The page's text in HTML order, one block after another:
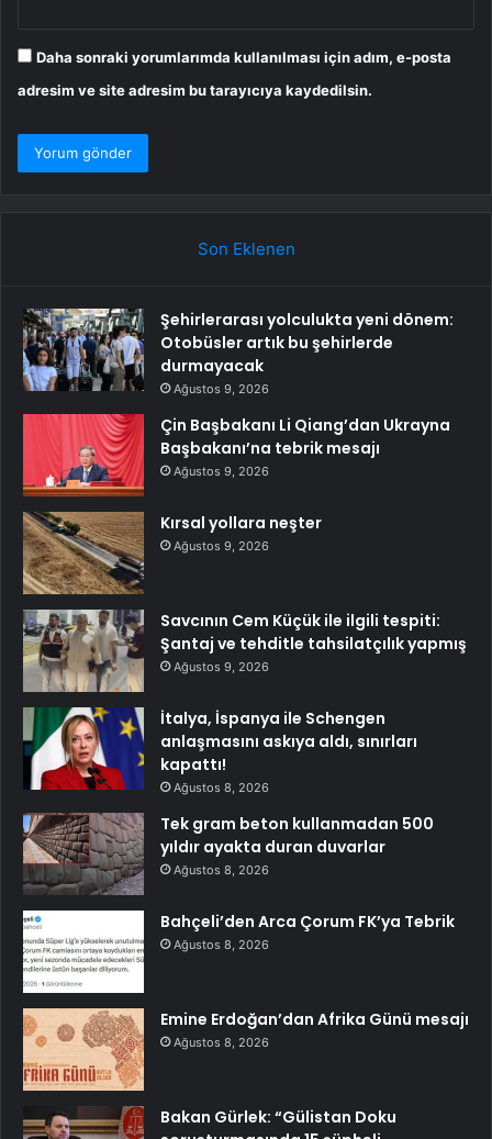
Daha sonraki yorumlarımda kullanılması için adım, e-posta
adresim ve site adresim bu tarayıcıya kaydedilsin.
Son Eklenen
Şehirlerarası yolculukta yeni dönem:
Otobüsler artık bu şehirlerde
durmayacak
Ağustos 9, 2026
Çin Başbakanı Li Qiang’dan Ukrayna
Başbakanı’na tebrik mesajı
Ağustos 9, 2026
Kırsal yollara neşter
Ağustos 9, 2026
Savcının Cem Küçük ile ilgili tespiti:
Şantaj ve tehditle tahsilatçılık yapmış
Ağustos 9, 2026
İtalya, İspanya ile Schengen
anlaşmasını askıya aldı, sınırları
kapattı!
Ağustos 8, 2026
Tek gram beton kullanmadan 500
yıldır ayakta duran duvarlar
Ağustos 8, 2026
Bahçeli’den Arca Çorum FK’ya Tebrik
Ağustos 8, 2026
Emine Erdoğan’dan Afrika Günü mesajı
Ağustos 8, 2026
Bakan Gürlek: “Gülistan Doku